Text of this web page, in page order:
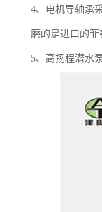
4、电机导轴承
磨的是进口的菲
5、高扬程潜水